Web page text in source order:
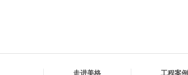
走进美格 工程案例